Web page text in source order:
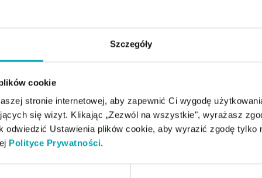
Szczegóły
cookie
stronie internetowej, aby zapewnić Ci wygodę
się wizyt. Klikając „Zezwól na wszystkie", wyrażasz
odwiedzić Ustawienia plików cookie, aby wyrazić zgodę tylko
Polityce Prywatności.